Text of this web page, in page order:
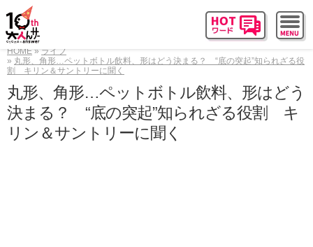
HOME
ライフ
丸形、角形…ペットボトル飲料、形はどう決まる？ “底の突起”知られざる役
割 キリン＆サントリーに聞く
丸形、角形…ペットボトル飲料、形はどう
決まる？ “底の突起”知られざる役割 キ
リン＆サントリーに聞く